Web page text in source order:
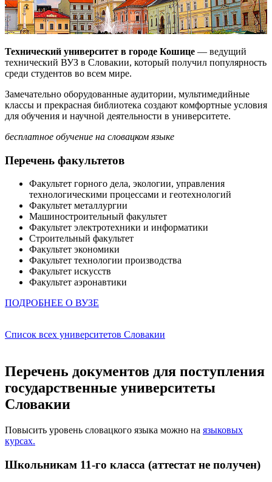
Технический университет в городе Кошице — ведущий
технический ВУЗ в Словакии, который получил популярность
среди студентов во всем мире.
Замечательно оборудованные аудитории, мультимедийные
классы и прекрасная библиотека создают комфортные условия
для обучения и научной деятельности в университете.
бесплатное обучение на словацком языке
Перечень факультетов
Факультет горного дела, экологии, управления
технологическими процессами и геотехнологий
Факультет металлургии
Машиностроительный факультет
Факультет электротехники и информатики
Строительный факультет
Факультет экономики
Факультет технологии производства
Факультет искусств
Факультет аэронавтики
ПОДРОБНЕЕ О ВУЗЕ
Список всех университетов Словакии
Перечень документов для поступления
государственные университеты
Словакии
Повысить уровень словацкого языка можно на языковых
курсах.
Школьникам 11-го класса (аттестат не получен)